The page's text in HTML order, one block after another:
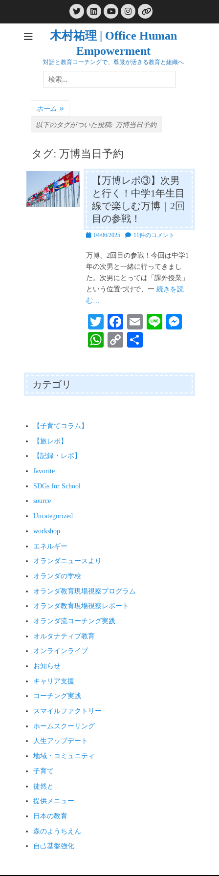
TwitterLinkedIn
YouTube
Instagram
リ
ン
ク
木村祐理 | Office Human
Empowerment
対話と教育コーチングで、尊厳が活きる教育と組織へ
検
索:
ホーム »
以下のタグがついた投稿: 万博当日予約
タグ: 万博当日予約
【万博レポ③】次男
と行く！中学1年生目
線で楽しむ万博｜2回
目の参戦！
投
日
04/06/2025 11件のコメント
万博、2回目の参戦！今回は中学1
年の次男と一緒に行ってきまし
た。次男にとっては「課外授業」
という位置づけで、一続きを読
む…
T
wi
tte
r
Fa
ce
bo
ok
E
Li
ng
er
W
ts
C
y
カテゴリ
【子育てコラム】
【旅レポ】
【記録・レポ】
favorite
SDGs for School
source
Uncategorized
workshop
エネルギー
オランダニュースより
オランダの学校
オランダ教育現場視察プログラム
オランダ教育現場視察レポート
オランダ流コーチング実践
オルタナティブ教育
オンラインライブ
お知らせ
キャリア支援
コーチング実践
スマイルファクトリー
ホームスクーリング
人生アップデート
地域・コミュニティ
子育て
徒然と
提供メニュー
日本の教育
森のようちえん
自己基盤強化